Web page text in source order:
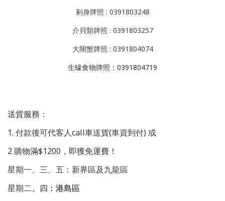
剌身牌照 : 0391803248
介貝類牌照 : 0391803257
大閘蟹牌照 : 0391804074
生蠔食物牌照：0391804719
送貨服務：
1. 付款後可代客人call車送貨(車資到付) 或
2 購物滿$1200，即獲免運費！
星期一、三、五：新界區及九龍區
星期二、 四 ：港島區